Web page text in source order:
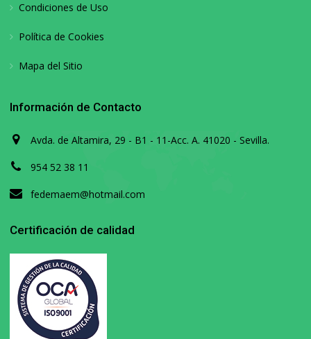
Condiciones de Uso
Política de Cookies
Mapa del Sitio
Información de Contacto
Avda. de Altamira, 29 - B1 - 11-Acc. A. 41020 - Sevilla.
954 52 38 11
fedemaem@hotmail.com
Certificación de calidad